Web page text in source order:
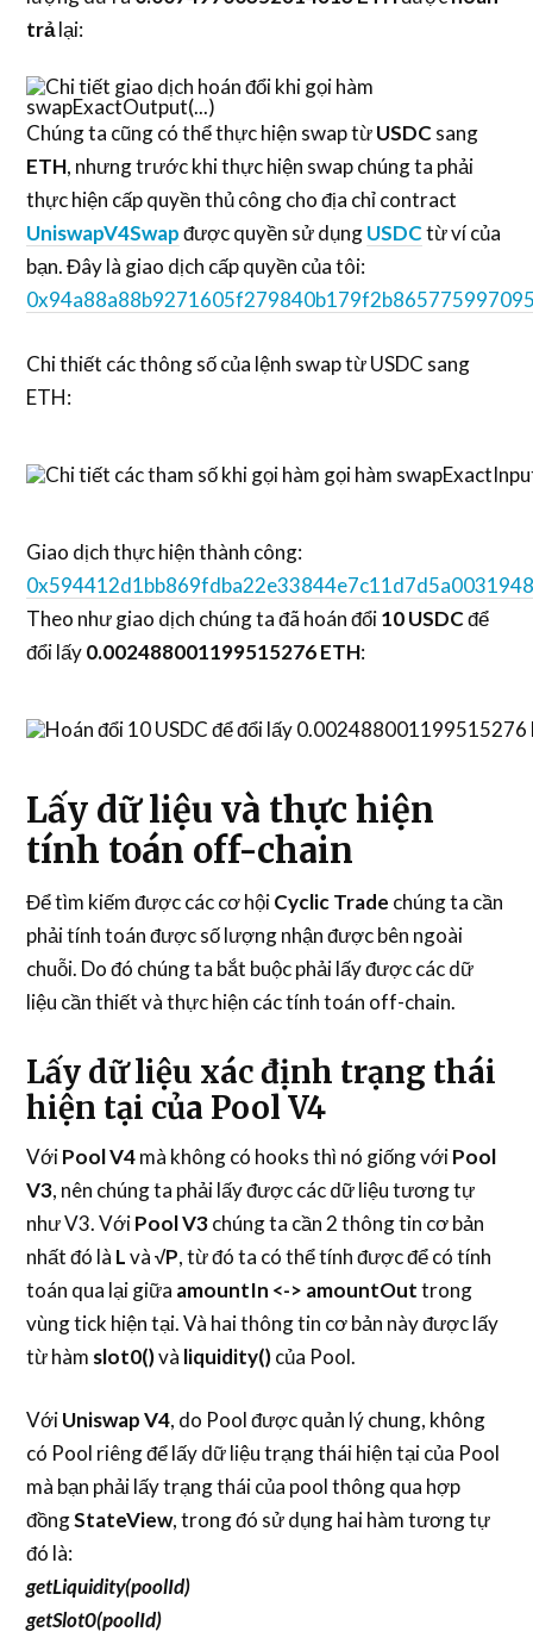
trảlại:
Chúng ta cũng có thể thực hiện swap từUSDC sang
ETH, nhưng trước khi thực hiện swap chúng ta phải
thực hiện cấp quyền thủ công cho địa chỉ contract
UniswapV4Swapđược quyền sử dụngUSDCtừ ví của
bạn. Đây là giao dịch cấp quyền của tôi:
Chi thiết các thông số của lệnh swap từ USDC sang
ETH:
Giao dịch thực hiện thành công:
Theo như giao dịch chúng ta đã hoán đổi10 USDCđể
đổi lấy0.002488001199515276 ETH:
Lấy dữ liệu và thực hiện
tính toán off-chain
Để tìm kiếm được các cơ hộiCyclic Trade chúng ta cần
phải tính toán được số lượng nhận được bên ngoài
chuỗi. Do đó chúng ta bắt buộc phải lấy được các dữ
liệu cần thiết và thực hiện các tính toán off-chain.
Lấy dữ liệu xác định trạng thái
hiện tại của Pool V4
VớiPool V4mà không có hooks thì nó giống vớiPool
V3, nên chúng ta phải lấy được các dữ liệu tương tự
như V3. VớiPool V3chúng ta cần 2 thông tin cơ bản
nhất đó là Lvà√P, từ đó ta có thể tính được để có tính
toán qua lại giữa amountIn <-> amountOuttrong
vùng tick hiện tại. Và hai thông tin cơ bản này được lấy
từ hàm slot0()và liquidity()của Pool.
VớiUniswap V4, do Pool được quản lý chung, không
có Pool riêng để lấy dữ liệu trạng thái hiện tại của Pool
mà bạn phải lấy trạng thái của pool thông qua hợp
đồngStateView, trong đó sử dụng hai hàm tương tự
đó là:
getLiquidity(poolId)
getSlot0(poolId)